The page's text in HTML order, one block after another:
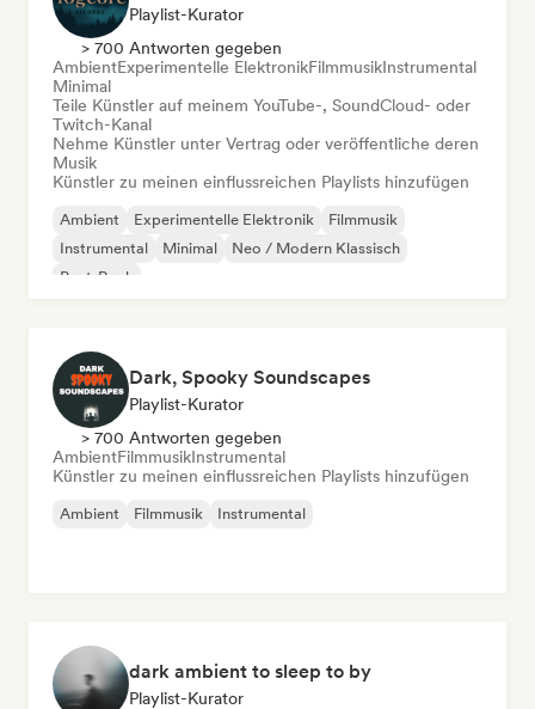
Playlist-Kurator
> 700 Antworten gegeben
AmbientExperimentelle ElektronikFilmmusikInstrumental
Minimal
Teile Künstler auf meinem YouTube-, SoundCloud- oder
Twitch-Kanal
Nehme Künstler unter Vertrag oder veröffentliche deren
Musik
Künstler zu meinen einflussreichen Playlists hinzufügen
Ambient Experimentelle Elektronik
Filmmusik
Instrumental
Minimal
Neo / Modern Klassisch
Post-Rock
Dark, Spooky Soundscapes
Playlist-Kurator
> 700 Antworten gegeben
AmbientFilmmusikInstrumental
Künstler zu meinen einflussreichen Playlists hinzufügen
Ambient Filmmusik Instrumental
dark ambient to sleep to by
Playlist-Kurator